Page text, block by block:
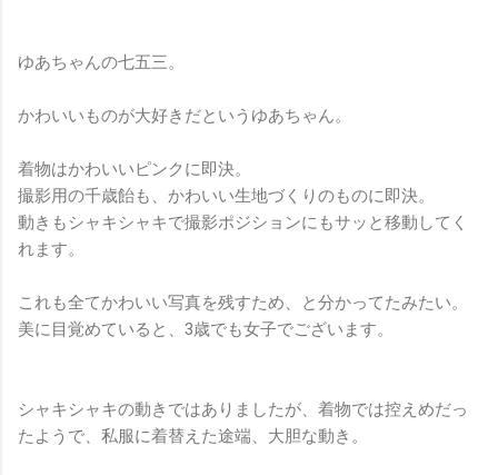
ゆあちゃんの七五三。
かわいいものが大好きだというゆあちゃん。
着物はかわいいピンクに即決。
撮影用の千歳飴も、かわいい生地づくりのものに即決。
動きもシャキシャキで撮影ポジションにもサッと移動してく
れます。
これも全てかわいい写真を残すため、と分かってたみたい。
美に目覚めていると、3歳でも女子でございます。
シャキシャキの動きではありましたが、着物では控えめだっ
たようで、私服に着替えた途端、大胆な動き。